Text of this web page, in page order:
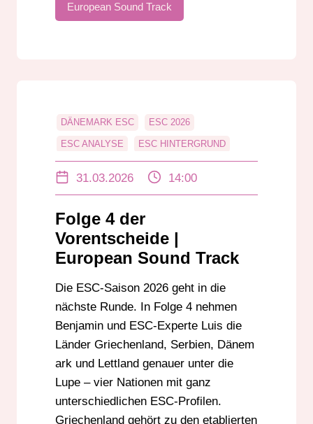
European Sound Track
DÄNEMARK ESC ESC 2026
ESC ANALYSE ESC HINTERGRUND
ESC SAISON 2026
EUROVISION FANS
EUROVISION PODCAST
LETTLAND ESC
31.03.2026 14:00
Folge 4 der
Vorentscheide |
European Sound Track
Die ESC-Saison 2026 geht in die
nächste Runde. In Folge 4 nehmen
Benjamin und ESC-Experte Luis die
Länder Griechenland, Serbien, Dänem
ark und Lettland genauer unter die
Lupe – vier Nationen mit ganz
unterschiedlichen ESC-Profilen.
Griechenland gehört zu den etablierten